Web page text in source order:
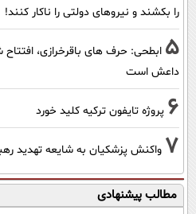
را بکشند و نیرو‌های دولتی را ناکار کنند!
5 ابطحی: حرف های باقرخرازی،
داعش است
6 پروژه تایفون ترکیه کلید خورد
7 واکنش پزشکیان به شایعه تهدید
مطالب پیشنهادی